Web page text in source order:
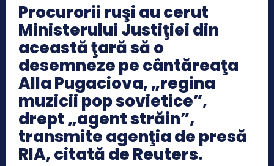
Procurorii ruşi au cerut
Ministerului Justiţiei din
această ţară să o
desemneze pe cântăreaţa
Alla Pugaciova, „regina
muzicii pop sovietice”,
drept „agent străin”,
transmite agenţia de presă
RIA, citată de Reuters.